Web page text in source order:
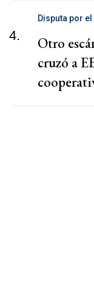
4.
Disputa por
Otro
cruzó a